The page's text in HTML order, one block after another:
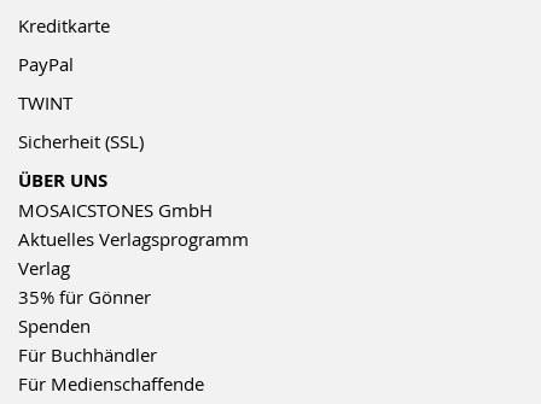
Kreditkarte
PayPal
TWINT
Sicherheit (SSL)
ÜBER UNS
MOSAICSTONES GmbH
Aktuelles Verlagsprogramm
Verlag
35% für Gönner
Spenden
Für Buchhändler
Für Medienschaffende